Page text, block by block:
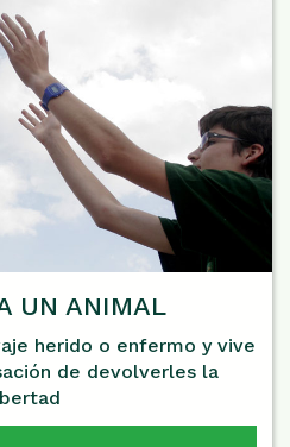
UN ANIMAL
herido o enfermo y vive
de devolverles la